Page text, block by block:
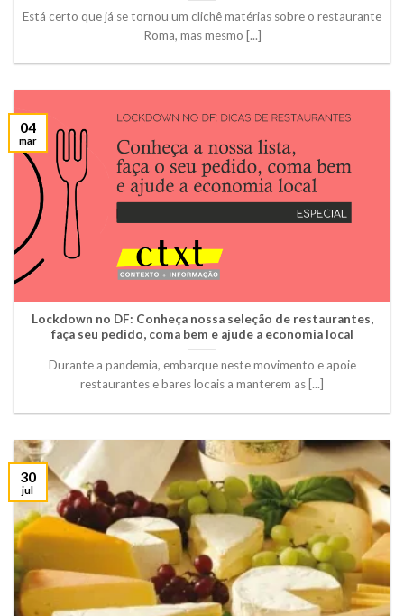
Está certo que já se tornou um clichê matérias sobre o restaurante
Roma, mas mesmo [...]
Lockdown no DF: Conheça nossa seleção de restaurantes,
faça seu pedido, coma bem e ajude a economia local
Durante a pandemia, embarque neste movimento e apoie
restaurantes e bares locais a manterem as [...]
04
mar
30
jul